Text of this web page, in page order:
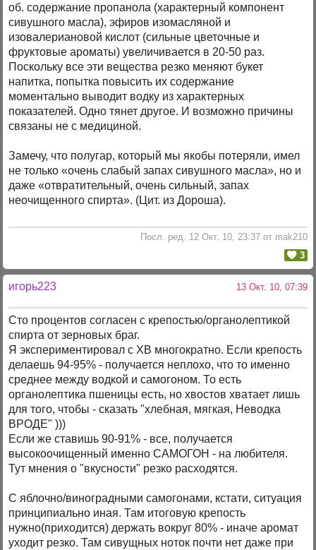
об. содержание пропанола (характерный компонент
сивушного масла), эфиров изомасляной и
изовалериановой кислот (сильные цветочные и
фруктовые ароматы) увеличивается в 20-50 раз.
Поскольку все эти вещества резко меняют букет
напитка, попытка повысить их содержание
моментально выводит водку из характерных
показателей. Одно тянет другое. И возможно причины
связаны не с медициной.
Замечу, что полугар, который мы якобы потеряли, имел
не только «очень слабый запах сивушного масла», но и
даже «отвратительный, очень сильный, запах
неочищенного спирта». (Цит. из Дороша).
Посл. ред. 12 Окт. 10, 23:37 от mak210
3
игорь223 13 Окт. 10, 07:39
Сто процентов согласен с крепостью/органолептикой
спирта от зерновых браг.
Я экспериментировал с ХВ многократно. Если крепость
делаешь 94-95% - получается неплохо, что то именно
среднее между водкой и самогоном. То есть
органолептика пшеницы есть, но хвостов хватает лишь
для того, чтобы - сказать "хлебная, мягкая, Неводка
ВРОДЕ" )))
Если же ставишь 90-91% - все, получается
высокоочищенный именно САМОГОН - на любителя.
Тут мнения о "вкусности" резко расходятся.
С яблочно/виноградными самогонами, кстати, ситуация
принципиально иная. Там итоговую крепость
нужно(приходится) держать вокруг 80% - иначе аромат
уходит резко. Там сивущных ноток почти нет даже при